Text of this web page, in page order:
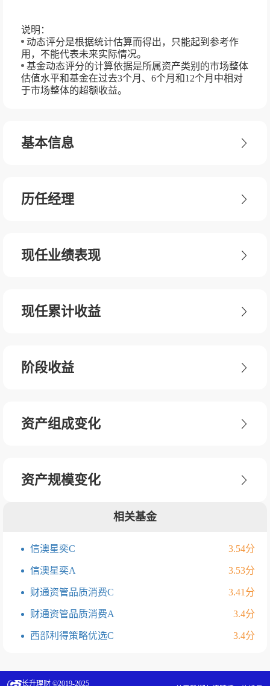
说明：
动态评分是根据统计估算而得出，只能起到参考作
用，不能代表未来实际情况。
基金动态评分的计算依据是所属资产类别的市场整体
估值水平和基金在过去3个月、6个月和12个月中相对
于市场整体的超额收益。
基本信息
历任经理
现任业绩表现
现任累计收益
阶段收益
资产组成变化
资产规模变化
相关基金
信澳星奕C 3.54分
信澳星奕A 3.53分
财通资管品质消费C 3.41分
财通资管品质消费A 3.4分
西部利得策略优选C 3.4分
长升理财 ©2019-2025